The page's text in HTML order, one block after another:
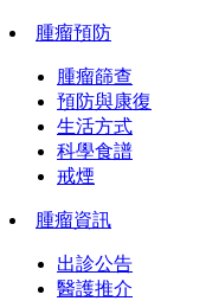
腫瘤預防
腫瘤篩查
預防與康復
生活方式
科學食譜
戒煙
腫瘤資訊
出診公告
醫護推介